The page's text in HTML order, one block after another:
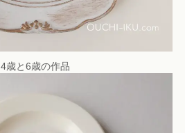
4歳と6歳の作品